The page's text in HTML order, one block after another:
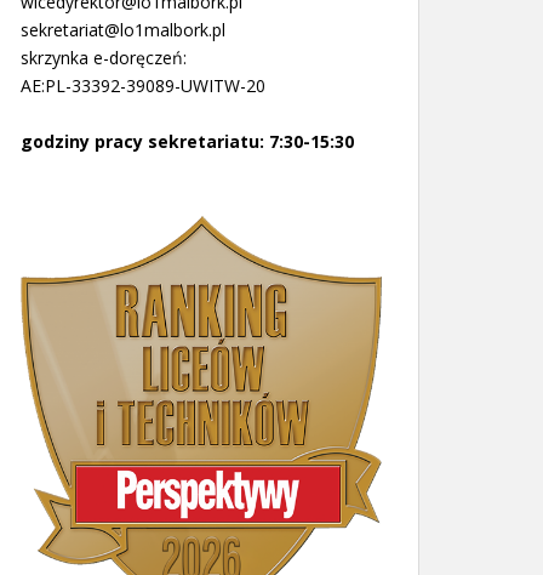
sekretariat@lo1malbork.pl
skrzynka e-doręczeń:
AE:PL-33392-39089-UWITW-20
godziny pracy sekretariatu: 7:30-15:30